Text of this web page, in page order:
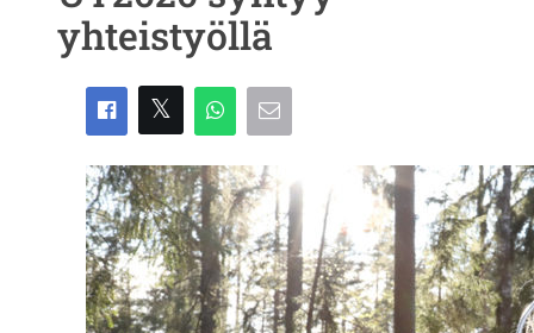
yhteistyöllä